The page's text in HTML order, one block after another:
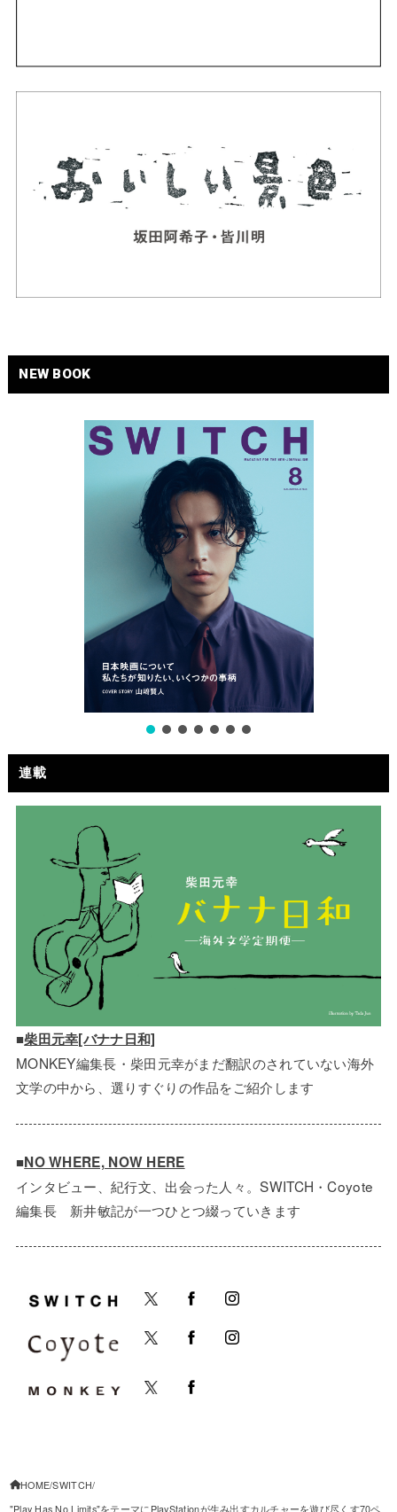
NEW BOOK
連載
■柴田元幸[バナナ日和]
MONKEY編集長・柴田元幸がまだ翻訳のされていない海外
文学の中から、選りすぐりの作品をご紹介します
■NO WHERE, NOW HERE
インタビュー、紀行文、出会った人々。SWITCH・Coyote
編集長 新井敏記が一つひとつ綴っていきます
HOME SWITCH
"Play Has No Limits"をテーマにPlayStationが生み出すカルチャーを遊び尽くす70ペ